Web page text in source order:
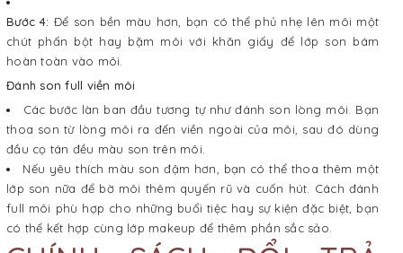
Bước 4: Để son bền màu hơn, bạn có thể phủ nhẹ lên môi một
chút phấn bột hay bặm môi với khăn giấy để lớp son bám
hoàn toàn vào môi.
Đánh son full viền môi
Các bước làn ban đầu tương tự như đánh son lòng môi. Bạn
thoa son từ lòng môi ra đến viền ngoài của môi, sau đó dùng
đầu cọ tán đều màu son trên môi.
Nếu yêu thích màu son đậm hơn, bạn có thể thoa thêm một
lớp son nữa để bờ môi thêm quyến rũ và cuốn hút. Cách đánh
full môi phù hợp cho những buổi tiệc hay sự kiện đặc biệt, bạn
có thể kết hợp cùng lớp makeup để thêm phần sắc sảo.